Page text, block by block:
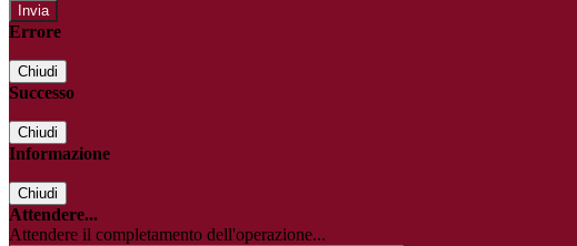
Errore
Chiudi
Successo
Chiudi
Informazione
Chiudi
Attendere...
Attendere il completamento dell'operazione...